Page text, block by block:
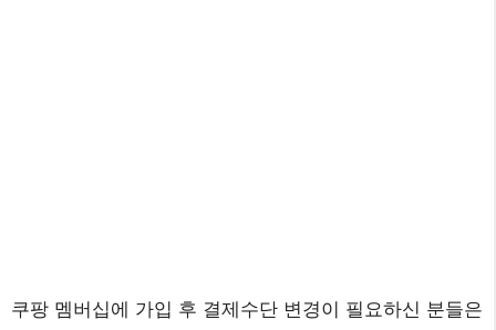
쿠팡 멤버십에 가입 후 결제수단 변경이 필요하신 분들은